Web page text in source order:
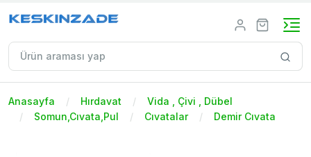
Anasayfa Hırdavat
Vida , Çivi , Dübel
Somun,Cıvata,Pul
Cıvatalar Demir Cıvata